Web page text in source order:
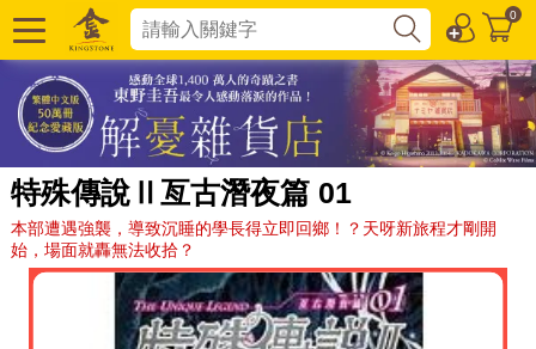
0
特殊傳說Ⅱ亙古潛夜篇 01
本部遭遇強襲，導致沉睡的學長得立即回鄉！？天呀新旅程才剛開
始，場面就轟無法收拾？